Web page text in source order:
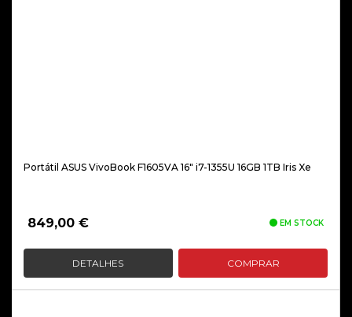
Portátil ASUS VivoBook F1605VA 16″ i7-1355U 16GB 1TB Iris Xe
849,00 € EM STOCK
DETALHES COMPRAR